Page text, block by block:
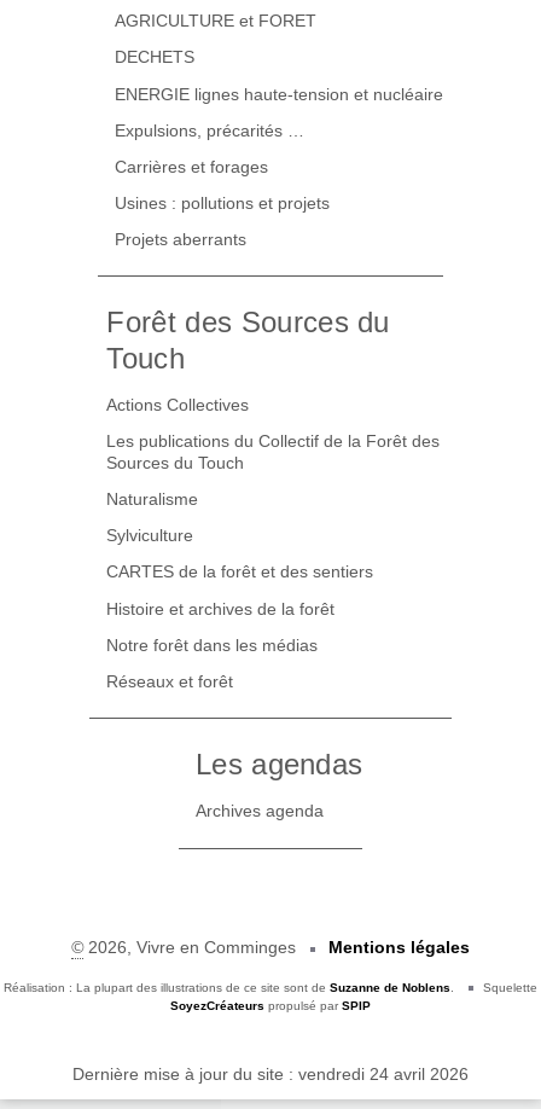
AGRICULTURE et FORET
DECHETS
ENERGIE lignes haute-tension et nucléaire
Expulsions, précarités …
Carrières et forages
Usines : pollutions et projets
Projets aberrants
Forêt des Sources du
Touch
Actions Collectives
Les publications du Collectif de la Forêt des
Sources du Touch
Naturalisme
Sylviculture
CARTES de la forêt et des sentiers
Histoire et archives de la forêt
Notre forêt dans les médias
Réseaux et forêt
Les agendas
Archives agenda
©2026, Vivre en Comminges Mentions légales
Réalisation : La plupart des illustrations de ce site sont deSuzanne de Noblens
Squelette
SoyezCréateurs propulsé par SPIP
Dernière mise à jour du site : vendredi 24 avril 2026